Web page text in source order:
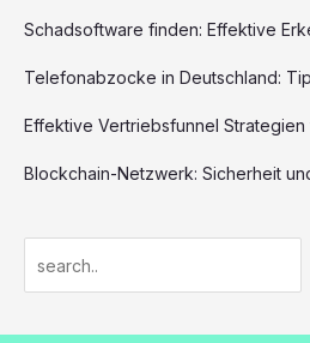
Schadsoftware finden: Effektive
Telefonabzocke in Deutschland:
Effektive Vertriebsfunnel Strategien
Blockchain-Netzwerk: Sicherheit